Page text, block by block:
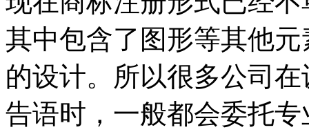
其中包含了图形等其他
的设计。所以很多公司
告语时，一般都会委托